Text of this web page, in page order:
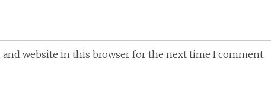
and website in this browser for the next time I comment.